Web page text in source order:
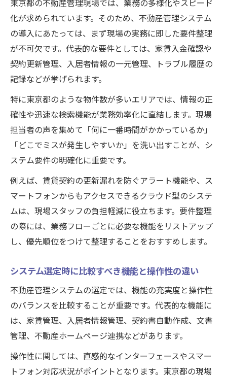
東京都の不動産管理現場では、業務の多様化やスピード
化が求められています。そのため、不動産管理システム
の導入にあたっては、まず現場の実務に即した要件整理
が不可欠です。代表的な要件としては、家賃入金確認や
契約更新管理、入居者情報の一元管理、トラブル履歴の
記録などが挙げられます。
特に東京都のような物件数が多いエリアでは、情報の正
確性や迅速な検索機能が業務効率化に直結します。現場
担当者の声を集めて「何に一番時間がかかっているか」
「どこでミスが発生しやすいか」を洗い出すことが、シ
ステム要件の明確化に重要です。
例えば、賃貸契約の更新漏れを防ぐアラート機能や、ス
マートフォンからもアクセスできるクラウド型のシステ
ムは、現場スタッフの負担軽減に役立ちます。要件整理
の際には、業務フローごとに必要な機能をリストアップ
し、優先順位をつけて整理することをおすすめします。
システム選定時に比較すべき機能と操作性の違い
不動産管理システムの選定では、機能の充実度と操作性
のバランスを比較することが重要です。代表的な機能に
は、家賃管理、入居者情報管理、契約書自動作成、文書
管理、不動産ホームページ連携などがあります。
操作性に関しては、直感的なインターフェースやスマー
トフォン対応状況がポイントとなります。東京都の現場